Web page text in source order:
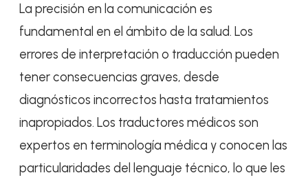
La precisión en la comunicación es
fundamental en el ámbito de la salud. Los
errores de interpretación o traducción pueden
tener consecuencias graves, desde
diagnósticos incorrectos hasta tratamientos
inapropiados. Los traductores médicos son
expertos en terminología médica y conocen las
particularidades del lenguaje técnico, lo que les